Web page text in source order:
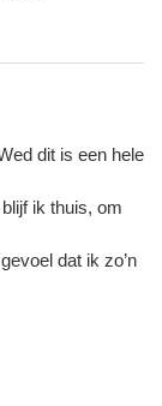
dit is een hele
ik thuis, om
dat ik zo’n